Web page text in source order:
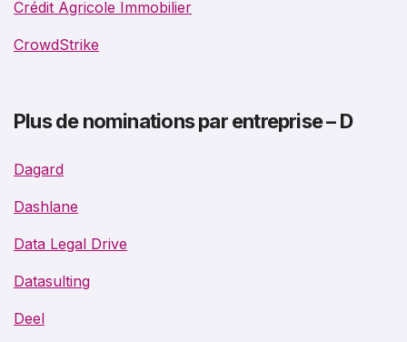
Crédit Agricole Immobilier
CrowdStrike
Plus de nominations par entreprise – D
Dagard
Dashlane
Data Legal Drive
Datasulting
Deel